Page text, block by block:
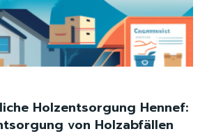
Holzentsorgung Hennef:
von Holzabfällen